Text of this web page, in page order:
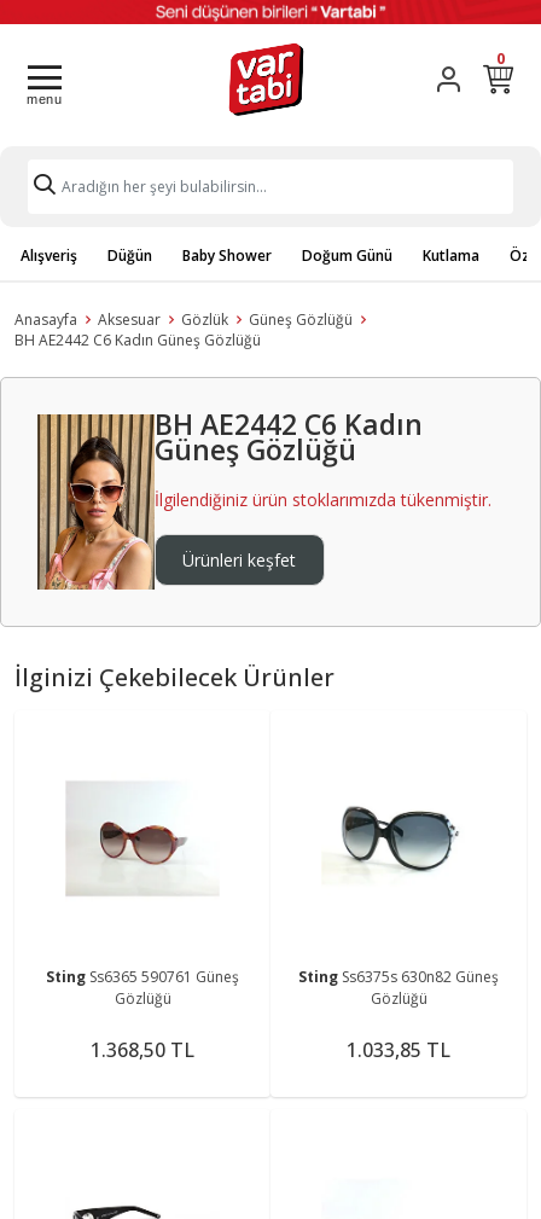
0
Alışveriş Düğün Baby Shower Doğum Günü Kutlama
Anasayfa Aksesuar Gözlük
Güneş Gözlüğü
BH AE2442 C6 Kadın Güneş Gözlüğü
BH AE2442 C6 Kadın
Güneş Gözlüğü
İlgilendiğiniz ürün stoklarımızda tükenmiştir.
Ürünleri keşfet
İlginizi Çekebilecek Ürünler
Sting Ss6365 590761 Güneş
Gözlüğü
1.368,50 TL
Sting Ss6375s 630n82 Güneş
Gözlüğü
1.033,85 TL